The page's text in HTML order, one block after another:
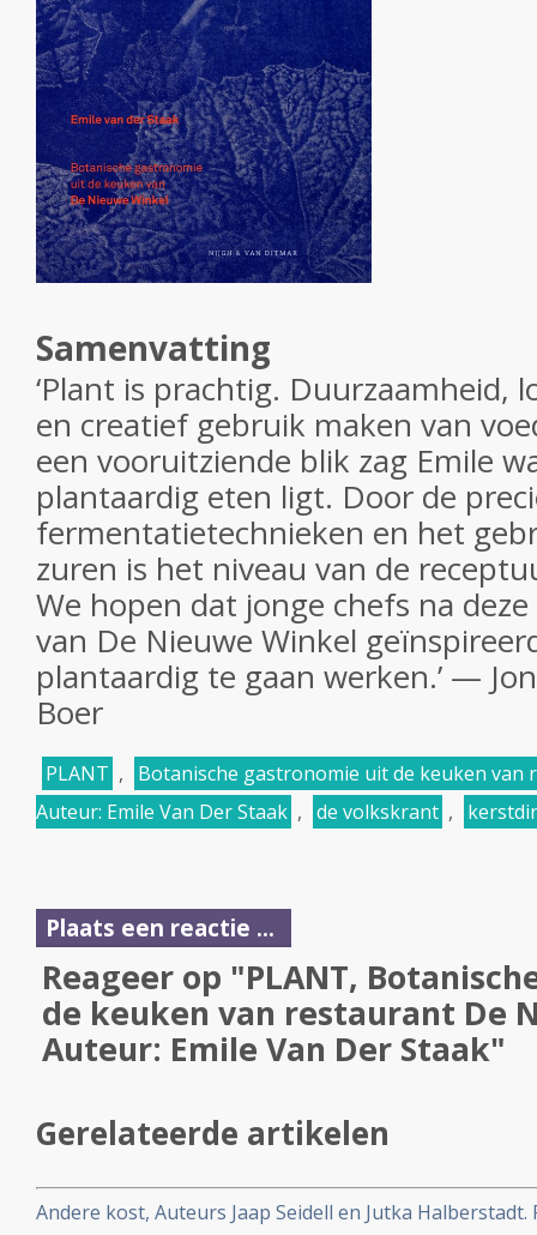
Samenvatting
‘Plant is prachtig. Duurzaamheid,
en creatief gebruik maken van
een vooruitziende blik zag Emile
plantaardig eten ligt. Door de
fermentatietechnieken en het
zuren is het niveau van de
We hopen dat jonge chefs na
van De Nieuwe Winkel
plantaardig te gaan werken.’ —
Boer
PLANT ,
Botanische gastronomie uit de keuken van
Auteur: Emile Van Der Staak , de volkskrant ,
Plaats een reactie ...
Reageer op "PLANT,
de keuken van restaurant De
Auteur: Emile Van Der Staak"
Gerelateerde artikelen
Andere kost, Auteurs Jaap Seidell en Jutka